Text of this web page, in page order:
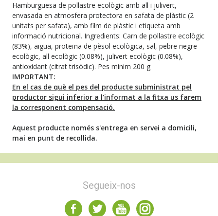
Hamburguesa de pollastre ecològic amb all i julivert,
envasada en atmosfera protectora en safata de plàstic (2
unitats per safata), amb film de plàstic i etiqueta amb
informació nutricional. Ingredients: Carn de pollastre ecològic
(83%), aigua, proteïna de pèsol ecològica, sal, pebre negre
ecològic, all ecològic (0.08%), julivert ecològic (0.08%),
antioxidant (citrat trisòdic). Pes mínim 200 g
IMPORTANT:
En el cas de què el pes del producte subministrat pel
productor sigui inferior a l'informat a la fitxa us farem
la corresponent compensació.
Aquest producte només s'entrega en servei a domicili,
mai en punt de recollida.
Segueix-nos